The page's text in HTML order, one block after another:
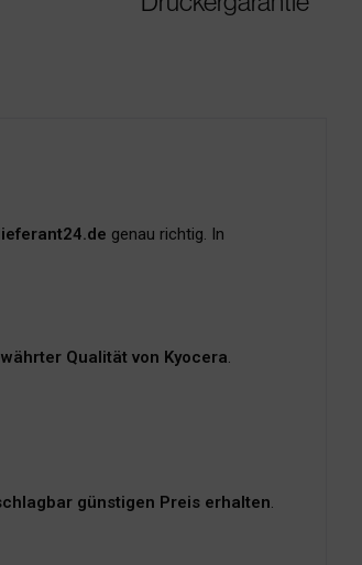
genau richtig. In
Qualität von Kyocera.
günstigen Preis erhalten.